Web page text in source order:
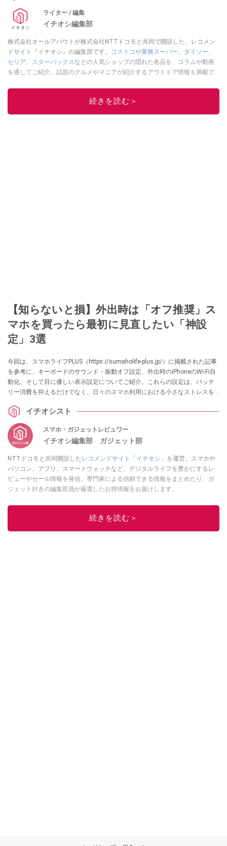
ライター / 編集
イチオシ編集部
株式会社オールアバウトが株式会社NTTドコモと共同で開設した、レコメン
ドサイト『イチオシ』の編集部です。
コストコや業務スーパー、 ダイソー、
セリア、 スターバックスなどの人気ショップの隠れた名品を、コラムや動画
を通してご紹介。話題のグルメやマニアが紹介するアウトドア情報も満載で
レビューしています。毎日トレンド情報をお届けしているので、ぜひ
してください！続きを読む＞
【知らないと損】外出時は「オフ推奨」ス
マホを買ったら最初に見直したい「神設
定」3選
今回は、スマホライフPLUS（https://sumaholife-plus.jp/）に掲載された記事
を参考に、キーボードのサウンド・振動オフ設定、外出時のiPhoneのWi-Fi自
動化、そして目に優しい表示設定についてご紹介。これらの設定は、バッテ
リー消費を抑えるだけでなく、日々のスマホ利用における小さなストレスを
ご確認ください。
イチオシスト
スマホ・ガジェットレビュワー
イチオシ編集部 ガジェット部
NTTドコモと共同開設した レコメンドサイト「イチオシ」 を運営。スマホや
パソコン、アプリ、スマートウォッチなど、デジタルライフを豊かにするレ
ビューやセール情報を発信。専門家による信頼できる情報をまとめたり、ガ
ジェット好きの編集部員が厳選したお得情報をお届けします。
このイチオシストの他の記事を読む
続きを読む＞